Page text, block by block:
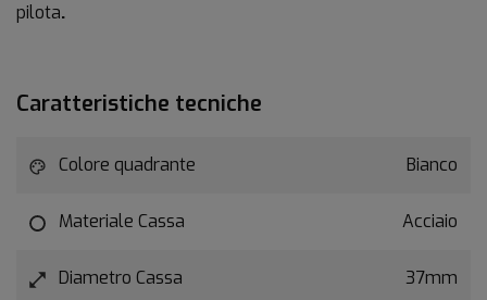
pilota.
Caratteristiche tecniche
Colore quadrante Bianco
Materiale Cassa Acciaio
Diametro Cassa 37mm